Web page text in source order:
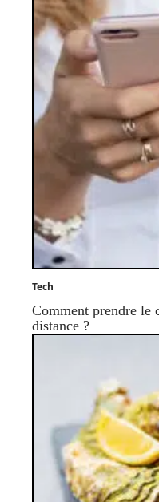
Tech
Comment prendre le
distance ?